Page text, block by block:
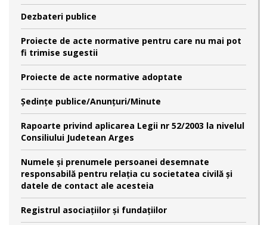
Dezbateri publice
Proiecte de acte normative pentru care nu mai pot
fi trimise sugestii
Proiecte de acte normative adoptate
Şedinţe publice/Anunţuri/Minute
Rapoarte privind aplicarea Legii nr 52/2003 la nivelul
Consiliului Judetean Arges
Numele şi prenumele persoanei desemnate
responsabilă pentru relaţia cu societatea civilă şi
datele de contact ale acesteia
Registrul asociațiilor și fundațiilor